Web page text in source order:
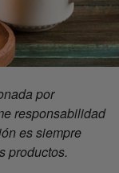
por
responsabilidad
es siempre
productos.